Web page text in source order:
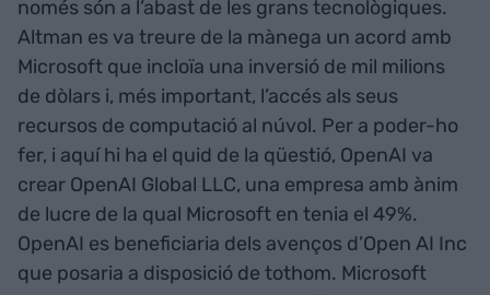
només són a l’abast de les grans tecnològiques.
Altman es va treure de la mànega un acord amb
Microsoft que incloïa una inversió de mil milions
de dòlars i, més important, l’accés als seus
recursos de computació al núvol. Per a poder-ho
fer, i aquí hi ha el quid de la qüestió, OpenAI va
crear OpenAI Global LLC, una empresa amb ànim
de lucre de la qual Microsoft en tenia el 49%.
OpenAI es beneficiaria dels avenços d’Open AI Inc
que posaria a disposició de tothom. Microsoft